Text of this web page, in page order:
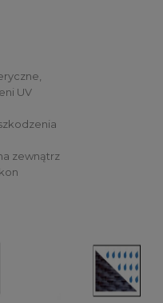
UV
zewnątrz